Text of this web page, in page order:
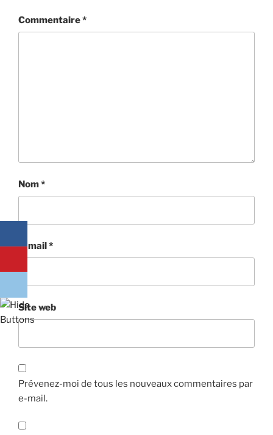
Commentaire*
Nom*
E-mail*
Site web
Prévenez-moi de tous les nouveaux commentaires par
e-mail.